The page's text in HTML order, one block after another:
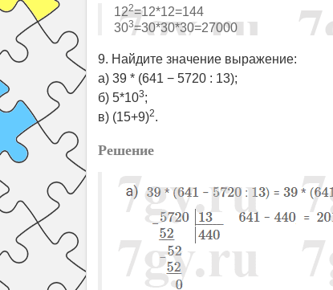
122=12*12=144
303=30*30*30=27000
9. Найдите значение выражение:
а) 39 * (641 − 5720 : 13);
б) 5*103;
в) (15+9)2.
Решение